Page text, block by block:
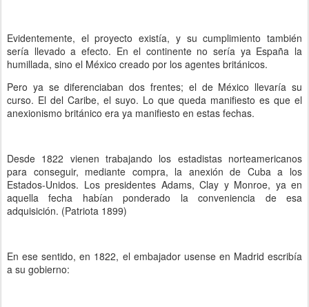
Evidentemente, el proyecto existía, y su cumplimiento también
sería llevado a efecto. En el continente no sería ya España la
humillada, sino el México creado por los agentes británicos.
Pero ya se diferenciaban dos frentes; el de México llevaría su
curso. El del Caribe, el suyo. Lo que queda manifiesto es que el
anexionismo británico era ya manifiesto en estas fechas.
Desde 1822 vienen trabajando los estadistas norteamericanos
para conseguir, mediante compra, la anexión de Cuba a los
Estados-Unidos. Los presidentes Adams, Clay y Monroe, ya en
aquella fecha habían ponderado la conveniencia de esa
adquisición. (Patriota 1899)
En ese sentido, en 1822, el embajador usense en Madrid escribía
a su gobierno: